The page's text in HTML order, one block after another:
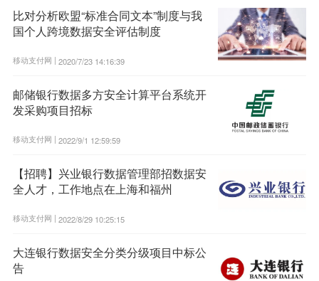
比对分析欧盟“标准合同文本”制度与我
国个人跨境数据安全评估制度
移动支付网 | 2020/7/23 14:16:39
邮储银行数据多方安全计算平台系统开
发采购项目招标
移动支付网 | 2022/9/1 12:59:59
【招聘】兴业银行数据管理部招数据安
全人才，工作地点在上海和福州
移动支付网 | 2022/8/29 10:25:15
大连银行数据安全分类分级项目中标公
告